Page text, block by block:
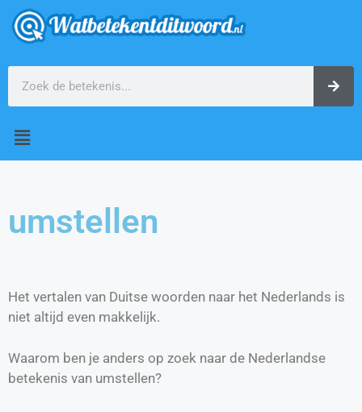
umstellen
Het vertalen van Duitse woorden naar het Nederlands is
niet altijd even makkelijk.
Waarom ben je anders op zoek naar de Nederlandse
betekenis van umstellen?